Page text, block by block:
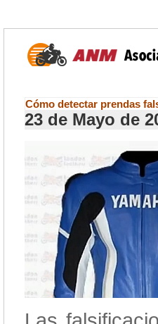
Cómo detectar prendas
23 de Mayo de